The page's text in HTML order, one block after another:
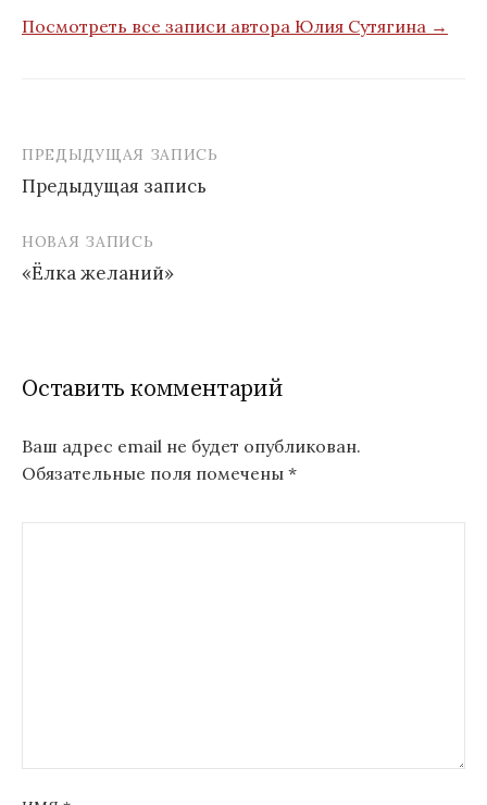
Посмотреть все записи автора Юлия Сутягина →
Навигация
по
записям
ПРЕДЫДУЩАЯ ЗАПИСЬ
Предыдущая запись
НОВАЯ ЗАПИСЬ
«Ёлка желаний»
Оставить комментарий
Ваш адрес email не будет опубликован.
Обязательные поля помечены *